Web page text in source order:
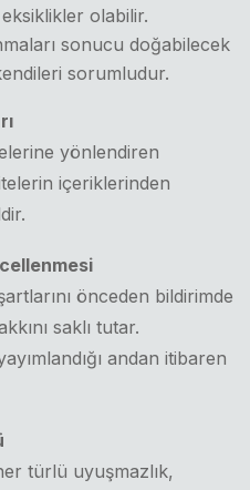
olabilir.
sonucu doğabilecek
sorumludur.
yönlendiren
içeriklerinden
önceden bildirimde
saklı tutar.
andan itibaren
türlü uyuşmazlık,